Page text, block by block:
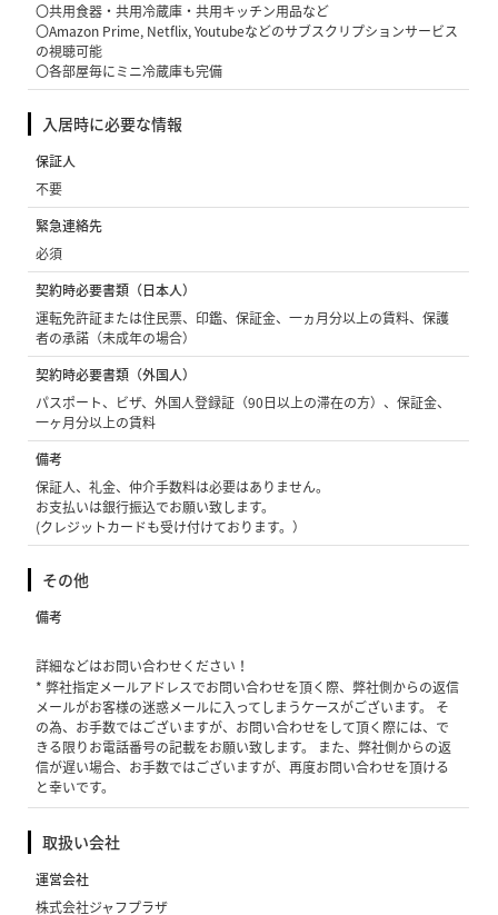
〇共用食器・共用冷蔵庫・共用キッチン用品など
〇Amazon Prime, Netflix, Youtubeなどのサブスクリプションサービス
の視聴可能
〇各部屋毎にミニ冷蔵庫も完備
入居時に必要な情報
保証人
不要
緊急連絡先
必須
契約時必要書類（日本人）
運転免許証または住民票、印鑑、保証金、一ヵ月分以上の賃料、保護
者の承諾（未成年の場合）
契約時必要書類（外国人）
パスポート、ビザ、外国人登録証（90日以上の滞在の方）、保証金、
一ヶ月分以上の賃料
備考
保証人、礼金、仲介手数料は必要はありません。
お支払いは銀行振込でお願い致します。
(クレジットカードも受け付けております。）
その他
備考
詳細などはお問い合わせください！
* 弊社指定メールアドレスでお問い合わせを頂く際、弊社側からの返信
メールがお客様の迷惑メールに入ってしまうケースがございます。 そ
の為、お手数ではございますが、お問い合わせをして頂く際には、で
きる限りお電話番号の記載をお願い致します。 また、弊社側からの返
信が遅い場合、お手数ではございますが、再度お問い合わせを頂ける
と幸いです。
取扱い会社
運営会社
株式会社ジャフプラザ